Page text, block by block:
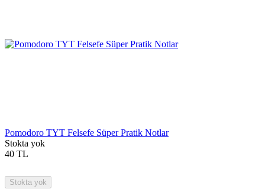
Pomodoro TYT Felsefe Süper Pratik Notlar
Stokta yok
40 TL
Stokta yok